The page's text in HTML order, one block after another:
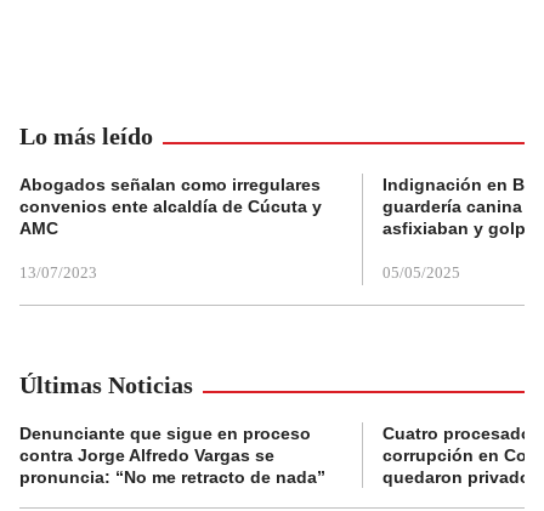
Lo más leído
Abogados señalan como irregulares
convenios ente alcaldía de Cúcuta y
AMC
13/07/2023
Indignación en
guardería canina
asfixiaban y
05/05/2025
Últimas Noticias
Denunciante que sigue en proceso
contra Jorge Alfredo Vargas se
pronuncia: “No me retracto de nada”
Cuatro
corrupción en
quedaron